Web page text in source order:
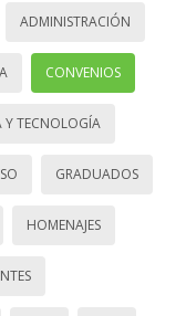
ADMINISTRACIÓN
CONVENIOS
Y TECNOLOGÍA
GRADUADOS
HOMENAJES